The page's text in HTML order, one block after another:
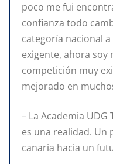
poco me fui
confianza todo
categoría nacional
exigente, ahora soy
competición muy
mejorado en
– La Academia
es una realidad. Un
canaria hacia un